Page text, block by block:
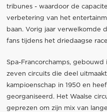
tribunes - waardoor de
verbetering van het
baan. Vorig jaar verwelkomde
fans tijdens het driedaagse
Spa-Francorchamps, gebouwd
zeven circuits die deel
kampioenschap in 1950 en
georganiseerd. Het Waalse
geprezen om zijn mix van